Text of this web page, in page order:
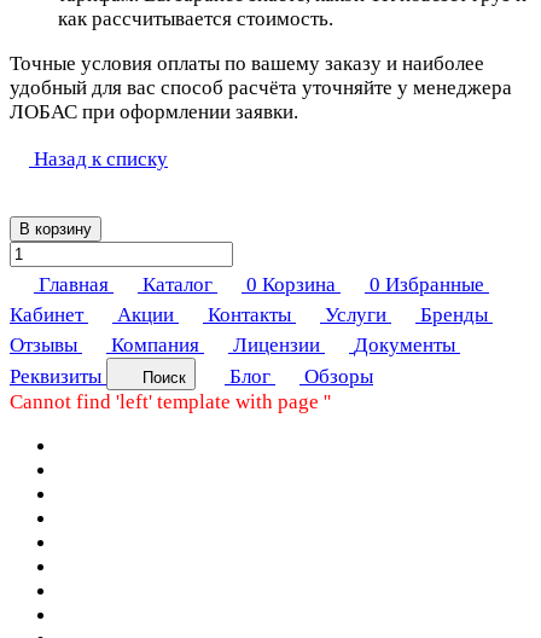
как рассчитывается стоимость.
Точные условия оплаты по вашему заказу и наиболее
удобный для вас способ расчёта уточняйте у менеджера
ЛОБАС при оформлении заявки.
Назад к списку
В корзину
Главная Каталог 0 Корзина 0 Избранные
Кабинет
Акции Контакты Услуги
Бренды
Отзывы
Компания Лицензии
Документы
Реквизиты
Поиск Блог
Обзоры
Cannot find 'left' template with page ''